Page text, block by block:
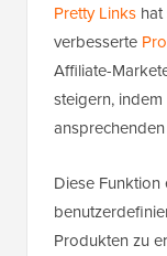
Pretty Links
verbesserte
Affiliate-
steigern,
Diese Funktion
Produkten zu